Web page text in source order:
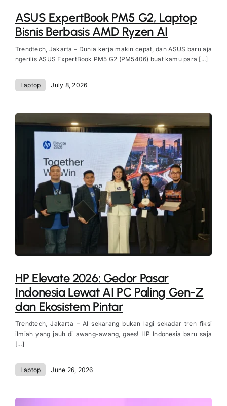
ASUS ExpertBook PM5 G2, Laptop
Bisnis Berbasis AMD Ryzen AI
Trendtech, Jakarta – Dunia kerja makin cepat, dan ASUS baru aja
ngerilis ASUS ExpertBook PM5 G2 (PM5406) buat kamu para [...]
Laptop July 8, 2026
HP Elevate 2026: Gedor Pasar
Indonesia Lewat AI PC Paling Gen-Z
dan Ekosistem Pintar
Trendtech, Jakarta – AI sekarang bukan lagi sekadar tren fiksi
ilmiah yang jauh di awang-awang, gaes! HP Indonesia baru saja
[...]
Laptop June 26, 2026